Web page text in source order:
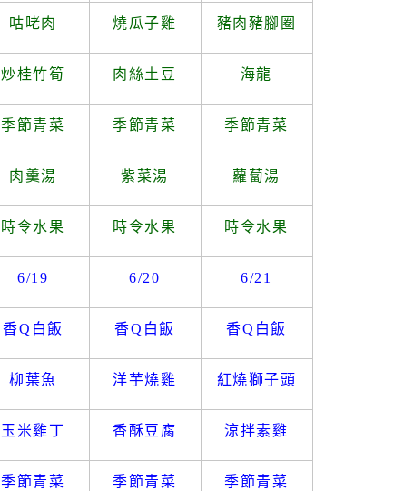
咕咾肉 燒瓜子雞 豬肉豬腳圈
炒桂竹筍 肉絲土豆 海龍
季節青菜 季節青菜 季節青菜
肉羹湯 紫菜湯 蘿蔔湯
時令水果 時令水果 時令水果
6/19 6/20 6/21
香Q 白飯 香Q 白飯 香Q 白飯
柳葉魚 洋芋燒雞 紅燒獅子頭
玉米雞丁 香酥豆腐 涼拌素雞
季節青菜 季節青菜 季節青菜